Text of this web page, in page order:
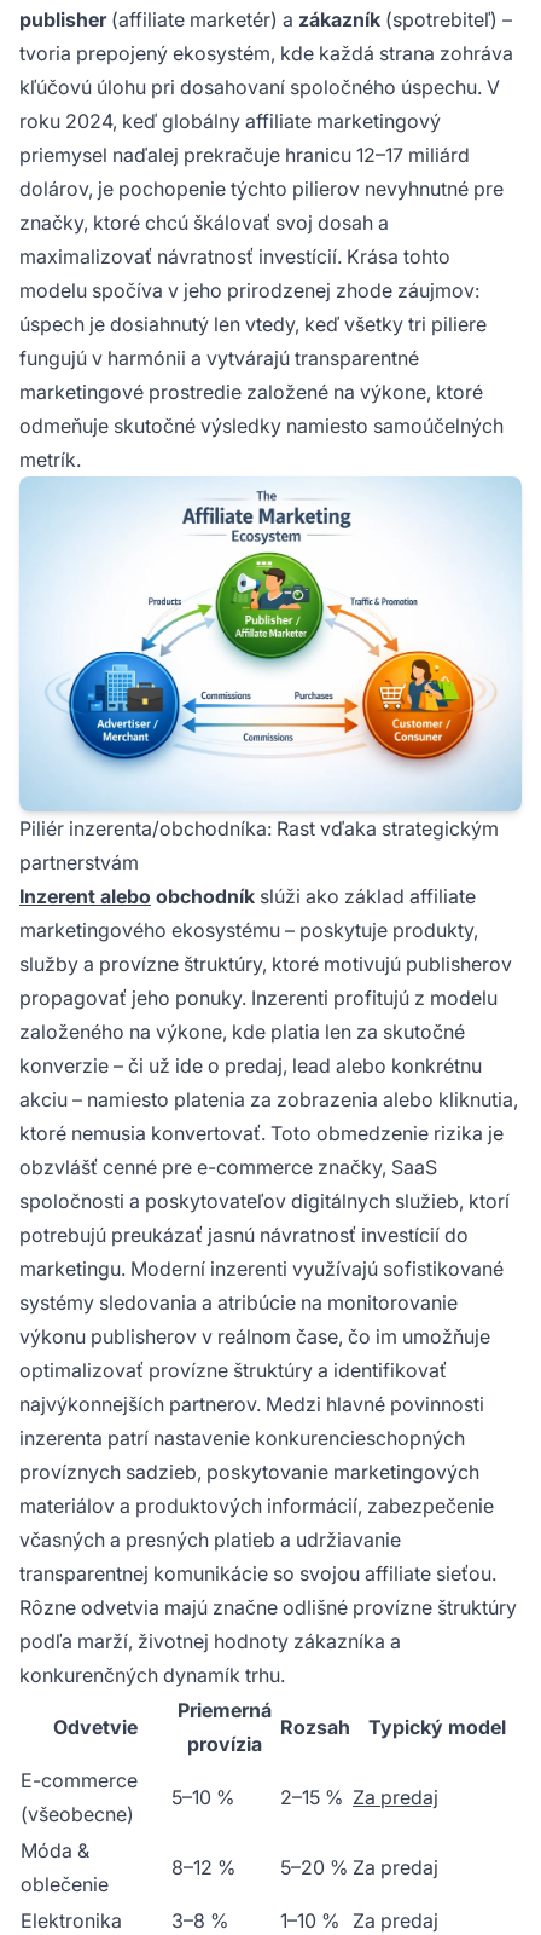
publisher(affiliate marketér) a zákazník (spotrebiteľ) –
tvoria prepojený ekosystém, kde každá strana zohráva
kľúčovú úlohu pri dosahovaní spoločného úspechu. V
roku 2024, keď globálny affiliate marketingový
priemysel naďalej prekračuje hranicu 12–17 miliárd
dolárov, je pochopenie týchto pilierov nevyhnutné pre
značky, ktoré chcú škálovať svoj dosah a
maximalizovať návratnosť investícií. Krása tohto
modelu spočíva v jeho prirodzenej zhode záujmov:
úspech je dosiahnutý len vtedy, keď všetky tri piliere
fungujú v harmónii a vytvárajú transparentné
marketingové prostredie založené na výkone, ktoré
odmeňuje skutočné výsledky namiesto samoúčelných
metrík.
Piliér inzerenta/obchodníka: Rast vďaka strategickým
partnerstvám
Inzerent alebo obchodník slúži ako základ affiliate
marketingového ekosystému – poskytuje produkty,
služby a provízne štruktúry, ktoré motivujú publisherov
propagovať jeho ponuky. Inzerenti profitujú z modelu
založeného na výkone, kde platia len za skutočné
konverzie – či už ide o predaj, lead alebo konkrétnu
akciu – namiesto platenia za zobrazenia alebo kliknutia,
ktoré nemusia konvertovať. Toto obmedzenie rizika je
obzvlášť cenné pre e-commerce značky, SaaS
spoločnosti a poskytovateľov digitálnych služieb, ktorí
potrebujú preukázať jasnú návratnosť investícií do
marketingu. Moderní inzerenti využívajú sofistikované
systémy sledovania a atribúcie na monitorovanie
výkonu publisherov v reálnom čase, čo im umožňuje
optimalizovať provízne štruktúry a identifikovať
najvýkonnejších partnerov. Medzi hlavné povinnosti
inzerenta patrí nastavenie konkurencieschopných
províznych sadzieb, poskytovanie marketingových
materiálov a produktových informácií, zabezpečenie
včasných a presných platieb a udržiavanie
transparentnej komunikácie so svojou affiliate sieťou.
Rôzne odvetvia majú značne odlišné provízne štruktúry
podľa marží, životnej hodnoty zákazníka a
konkurenčných dynamík trhu.
Odvetvie
Priemerná
provízia
Rozsah Typický model
E-commerce
(všeobecne)
5–10 % 2–15 % Za predaj
Móda &
oblečenie
8–12 % 5–20 % Za predaj
Elektronika 3–8 % 1–10 % Za predaj